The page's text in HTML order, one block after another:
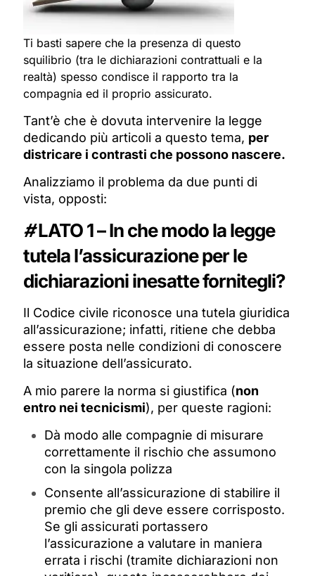
Ti basti sapere che la presenza di questo
squilibrio (tra le dichiarazioni contrattuali e la
realtà) spesso condisce il rapporto tra la
compagnia ed il proprio assicurato.
Tant’è che è dovuta intervenire la legge
dedicando più articoli a questo tema, per
districare i contrasti che possono nascere.
Analizziamo il problema da due punti di
vista, opposti:
#LATO 1 – In che modo la legge
tutela l’assicurazione per le
dichiarazioni inesatte fornitegli?
Il Codice civile riconosce una tutela giuridica
all’assicurazione; infatti, ritiene che debba
essere posta nelle condizioni di conoscere
la situazione dell’assicurato.
A mio parere la norma si giustifica (non
entro nei tecnicismi), per queste ragioni:
Dà modo alle compagnie di misurare
correttamente il rischio che assumono
con la singola polizza
Consente all’assicurazione di stabilire il
premio che gli deve essere corrisposto.
Se gli assicurati portassero
l’assicurazione a valutare in maniera
errata i rischi (tramite dichiarazioni non